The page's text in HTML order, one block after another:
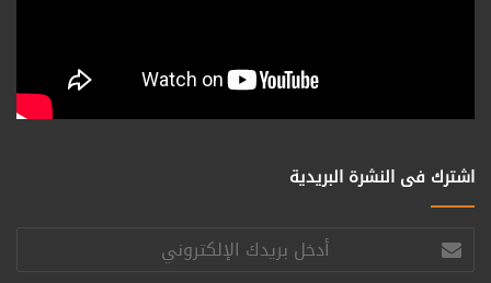
اشترك فى النشرة البريدية
أدخل
بريدك